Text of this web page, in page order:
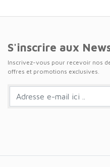
S'inscrire aux
Inscrivez-vous pour recevoir nos
offres et promotions exclusives.